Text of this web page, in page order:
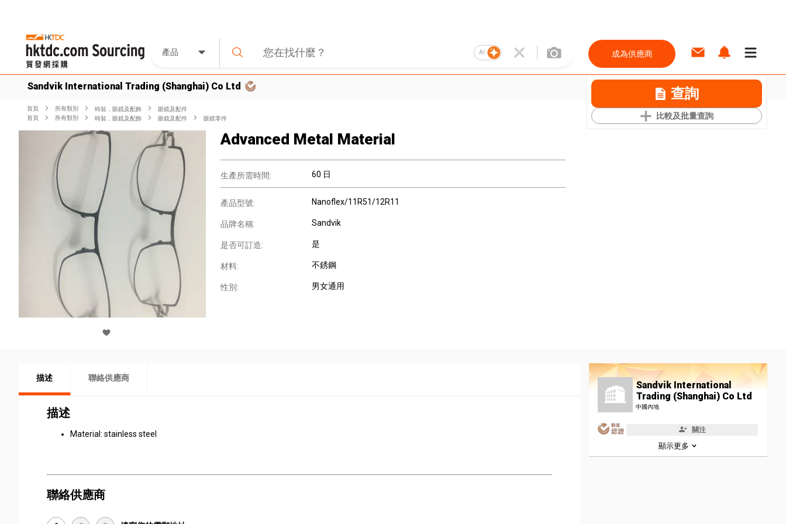
產品 AI 成為供應商
Sandvik International Trading (Shanghai) Co Ltd 查詢
比較及批量查詢
首頁 所有類別 時裝，眼鏡及配飾
眼鏡及配件
首頁
所有類別 時裝，眼鏡及配飾 眼鏡及配件 眼鏡零件
Advanced Metal Material
生產所需時間: 60 日
產品型號: Nanoflex/11R51/12R11
品牌名稱: Sandvik
是否可訂造: 是
材料: 不銹鋼
性別: 男女通用
描述 聯絡供應商
描述
Material: stainless steel
聯絡供應商
Sandvik International
Trading (Shanghai) Co Ltd
中國內地
關注
顯示更多